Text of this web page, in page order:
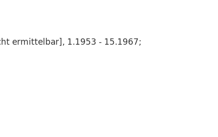
ermittelbar], 1.1953 - 15.1967;